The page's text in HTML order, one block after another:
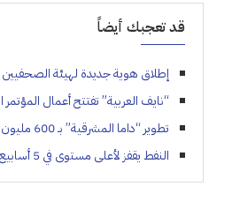
قد تعجبك أيضاً
إطلاق هوية جديدة لهيئة الصحفيين
“نايف العربية” تفتتح أعمال المؤتمر
تطوير “داما المشرقية” بـ 600 مليون ريال
النفط يقفز لأعلى مستوى في 5 أسابيع